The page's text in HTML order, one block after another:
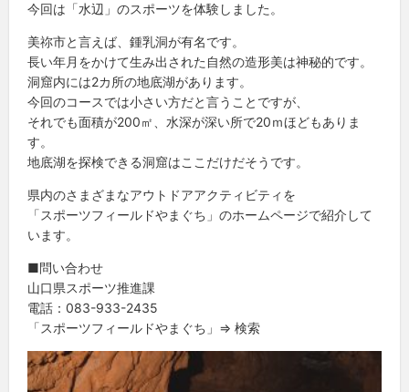
今回は「水辺」のスポーツを体験しました。
美祢市と言えば、鍾乳洞が有名です。
長い年月をかけて生み出された自然の造形美は神秘的です。
洞窟内には2カ所の地底湖があります。
今回のコースでは小さい方だと言うことですが、
それでも面積が200㎡、水深が深い所で20ｍほどもありま
す。
地底湖を探検できる洞窟はここだけだそうです。
県内のさまざまなアウトドアアクティビティを
「スポーツフィールドやまぐち」のホームページで紹介して
います。
■問い合わせ
山口県スポーツ推進課
電話：083-933-2435
「スポーツフィールドやまぐち」⇒ 検索